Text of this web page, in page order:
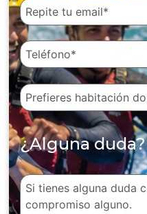
¿Alguna duda?